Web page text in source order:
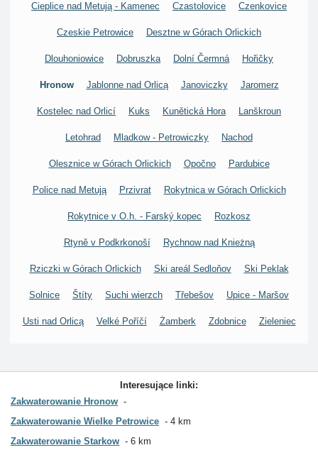
Cieplice nad Metują - Kamenec Czastolovice Czenkovice
Czeskie Petrowice Desztne w Górach Orlickich
Dlouhoniowice Dobruszka Dolní Čermná Hořičky
Hronow Jablonne nad Orlicą Janoviczky Jaromerz
Kostelec nad Orlicí Kuks Kunětická Hora Lanškroun
Letohrad Mladkow - Petrowiczky Nachod
Olesznice w Górach Orlickich Opočno Pardubice
Police nad Metują Przivrat Rokytnica w Górach Orlickich
Rokytnice v O.h. - Farský kopec Rozkosz
Rtyně v Podkrkonoší Rychnow nad Knieżną
Rziczki w Górach Orlickich Ski areál Sedloňov Ski Peklak
Solnice Štíty Suchi wierzch Třebešov Upice - Maršov
Usti nad Orlicą Velké Poříčí Żamberk Zdobnice Zieleniec
Interesujące linki:
Zakwaterowanie Hronow
Zakwaterowanie Wielke Petrowice
4 km
Zakwaterowanie Starkow
6 km